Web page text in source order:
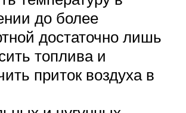
до более
достаточно лишь
топлива и
приток воздуха в